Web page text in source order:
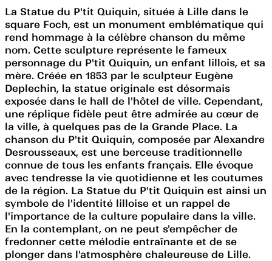
La Statue du P'tit Quiquin, située à Lille dans le
square Foch, est un monument emblématique qui
rend hommage à la célèbre chanson du même
nom. Cette sculpture représente le fameux
personnage du P'tit Quiquin, un enfant lillois, et sa
mère. Créée en 1853 par le sculpteur Eugène
Deplechin, la statue originale est désormais
exposée dans le hall de l'hôtel de ville. Cependant,
une réplique fidèle peut être admirée au cœur de
la ville, à quelques pas de la Grande Place. La
chanson du P'tit Quiquin, composée par Alexandre
Desrousseaux, est une berceuse traditionnelle
connue de tous les enfants français. Elle évoque
avec tendresse la vie quotidienne et les coutumes
de la région. La Statue du P'tit Quiquin est ainsi un
symbole de l'identité lilloise et un rappel de
l'importance de la culture populaire dans la ville.
En la contemplant, on ne peut s'empêcher de
fredonner cette mélodie entraînante et de se
plonger dans l'atmosphère chaleureuse de Lille.